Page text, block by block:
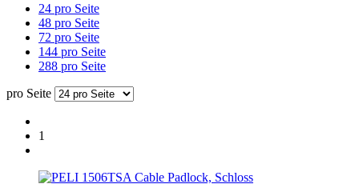
24 pro Seite
48 pro Seite
72 pro Seite
144 pro Seite
288 pro Seite
pro Seite
1